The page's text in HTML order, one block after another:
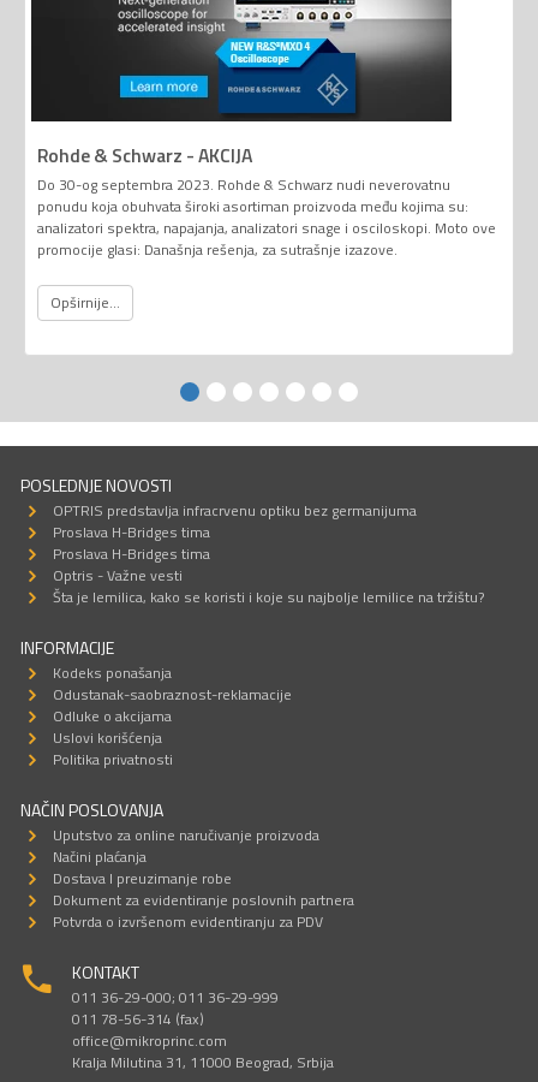
Rohde & Schwarz - AKCIJA
Do 30-og septembra 2023. Rohde & Schwarz nudi neverovatnu
ponudu koja obuhvata široki asortiman proizvoda među kojima su:
analizatori spektra, napajanja, analizatori snage i osciloskopi. Moto ove
promocije glasi: Današnja rešenja, za sutrašnje izazove.
Opširnije...
POSLEDNJE NOVOSTI
OPTRIS predstavlja infracrvenu optiku bez germanijuma
Proslava H-Bridges tima
Proslava H-Bridges tima
Optris - Važne vesti
Šta je lemilica, kako se koristi i koje su najbolje lemilice na tržištu?
INFORMACIJE
Kodeks ponašanja
Odustanak-saobraznost-reklamacije
Odluke o akcijama
Uslovi korišćenja
Politika privatnosti
NAČIN POSLOVANJA
Uputstvo za online naručivanje proizvoda
Načini plaćanja
Dostava I preuzimanje robe
Dokument za evidentiranje poslovnih partnera
Potvrda o izvršenom evidentiranju za PDV
KONTAKT
011 36-29-000; 011 36-29-999
011 78-56-314 (fax)
office@mikroprinc.com
Kralja Milutina 31, 11000 Beograd, Srbija